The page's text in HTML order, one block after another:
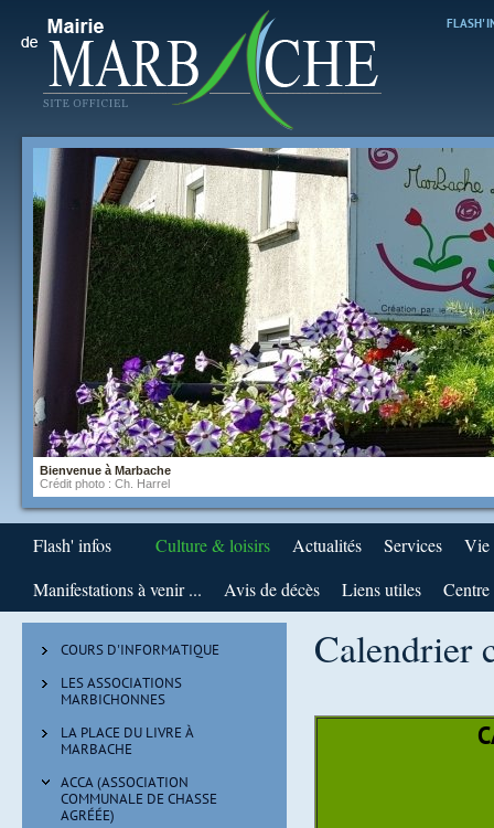
FLASH'
Bienvenue à Marbache
Crédit photo : Ch. Harrel
Flash' infos Culture & loisirs Actualités Services
Vie
Manifestations à venir ...
Avis de décès Liens utiles
COURS D'INFORMATIQUE
LES ASSOCIATIONS
MARBICHONNES
LA PLACE DU LIVRE À
MARBACHE
ACCA (ASSOCIATION
COMMUNALE DE CHASSE
AGRÉÉE)
Calendrier